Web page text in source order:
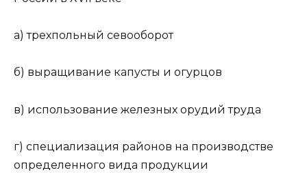
а) трехпольный севооборот
б) выращивание капусты и огурцов
в) использование железных орудий труда
г) специализация районов на производстве
определенного вида продукции